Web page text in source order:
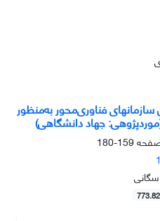
فناوری‌محور به‌منظور
جهاد دانشگاهی)
159-180